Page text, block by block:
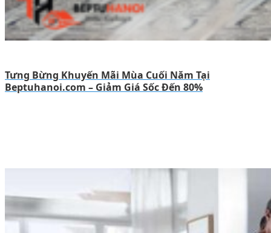
Tưng Bừng Khuyến Mãi Mùa Cuối Năm Tại
Beptuhanoi.com – Giảm Giá Sốc Đến 80%